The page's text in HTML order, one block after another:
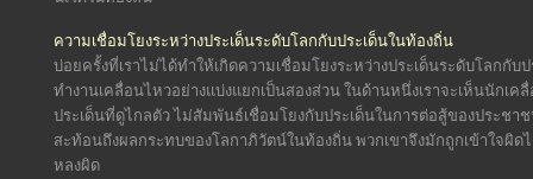
ความเชื่อมโยงระหว่างประเด็นระดับโลกกับประเด็นในท้องถิ่น
บ่อยครั้งที่เราไม่ได้ทำให้เกิดความเชื่อมโยงระหว่างประเด็นระดับโลกกั
ทำงานเคลื่อนไหวอย่างแบ่งแยกเป็นสองส่วน ในด้านหนึ่งเราจะเห็นนักเ
ประเด็นที่ดูไกลตัว ไม่สัมพันธ์เชื่อมโยงกับประเด็นในการต่อสู้ของประชา
สะท้อนถึงผลกระทบของโลกาภิวัตน์ในท้องถิ่น พวกเขาจึงมักถูกเข้าใจผิ
หลงผิด